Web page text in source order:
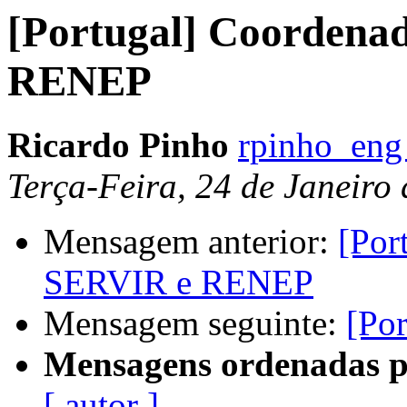
[Portugal]
RENEP
Ricardo Pinho
Terça-Feira, 24 de
Mensagem anterior:
SERVIR e RENEP
Mensagem seguinte:
Mensagens ordenadas